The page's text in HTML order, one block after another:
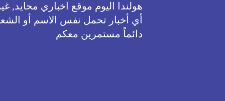
هولندا اليوم موقع اخباري
أي أخبار تحمل نفس الاسم أو
دائماً مستمرين معكم